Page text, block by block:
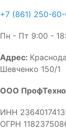
+7 (861) 250-
Пн - Пт 9:00 -
Адрес:
Шевченко 150/1
ООО
ИНН 2364017413
ОГРН